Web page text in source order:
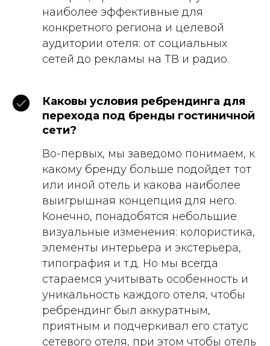
наиболее эффективные для
конкретного региона и целевой
аудитории отеля: от социальных
сетей до рекламы на ТВ и радио.
Каковы условия ребрендинга для
перехода под бренды гостиничной
сети?
Во-первых, мы заведомо понимаем, к
какому бренду больше подойдет тот
или иной отель и какова наиболее
выигрышная концепция для него.
Конечно, понадобятся небольшие
визуальные изменения: колористика,
элементы интерьера и экстерьера,
типография и т.д. Но мы всегда
стараемся учитывать особенность и
уникальность каждого отеля, чтобы
ребрендинг был аккуратным,
приятным и подчеркивал его статус
сетевого отеля, при этом чтобы отель